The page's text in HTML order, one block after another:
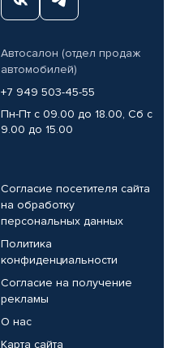
Автосалон (отдел продаж
автомобилей)
+7 949 503-45-55
Пн-Пт с 09.00 до 18.00, Сб с
9.00 до 15.00
Согласие посетителя сайта
на обработку
персональных данных
Политика
конфиденциальности
Согласие на получение
рекламы
О нас
Карта сайта